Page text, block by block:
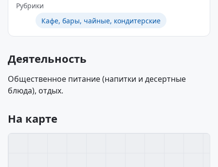
Рубрики
Кафе, бары, чайные, кондитерские
Деятельность
Общественное питание (напитки и десертные
блюда), отдых.
На карте